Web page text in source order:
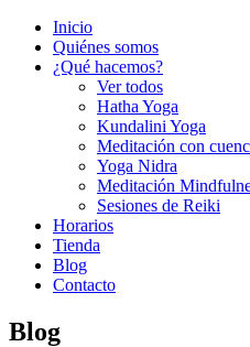
Inicio
Quiénes somos
¿Qué hacemos?
Ver todos
Hatha Yoga
Kundalini Yoga
Meditación con
Yoga Nidra
Meditación
Sesiones de Reiki
Horarios
Tienda
Blog
Contacto
Blog